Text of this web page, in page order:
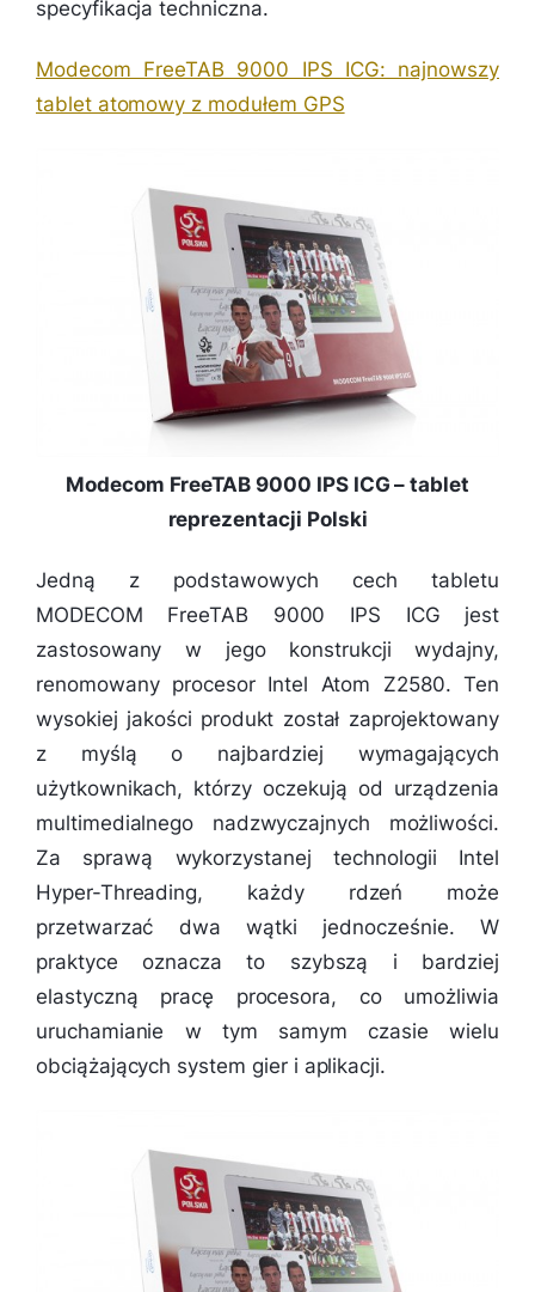
specyfikacja techniczna.
Modecom FreeTAB 9000 IPS ICG: najnowszy
tablet atomowy z modułem GPS
Modecom FreeTAB 9000 IPS ICG – tablet
reprezentacji Polski
Jedną z podstawowych cech tabletu
MODECOM FreeTAB 9000 IPS ICG jest
zastosowany w jego konstrukcji wydajny,
renomowany procesor Intel Atom Z2580. Ten
wysokiej jakości produkt został zaprojektowany
z myślą o najbardziej wymagających
użytkownikach, którzy oczekują od urządzenia
multimedialnego nadzwyczajnych możliwości.
Za sprawą wykorzystanej technologii Intel
Hyper-Threading, każdy rdzeń może
przetwarzać dwa wątki jednocześnie. W
praktyce oznacza to szybszą i bardziej
elastyczną pracę procesora, co umożliwia
uruchamianie w tym samym czasie wielu
obciążających system gier i aplikacji.